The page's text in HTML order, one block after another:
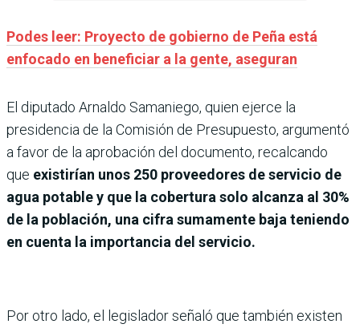
Podes leer: Proyecto de gobierno de Peña está
enfocado en beneficiar a la gente, aseguran
El diputado Arnaldo Samaniego, quien ejerce la
presidencia de la Comisión de Presupuesto, argumentó
a favor de la aprobación del documento, recalcando
que existirían unos 250 proveedores de servicio de
agua potable y que la cobertura solo alcanza al 30%
de la población, una cifra sumamente baja teniendo
en cuenta la importancia del servicio.
Por otro lado, el legislador señaló que también existen